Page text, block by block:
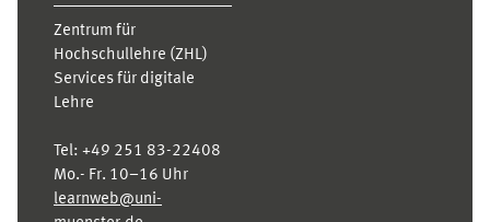
Zentrum für
Hochschullehre (ZHL)
Services für digitale
Lehre
Tel: +49 251 83-22408
Mo.- Fr. 10–16 Uhr
learnweb@uni-